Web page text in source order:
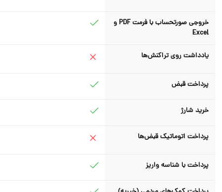
خروجی صورتحساب با فرمت PDF و
Excel
یادداشت روی تراکنش‌ها
پرداخت قبض
خرید شارژ
پرداخت اتوماتیک قبض‌ها
پرداخت با شناسه واریز